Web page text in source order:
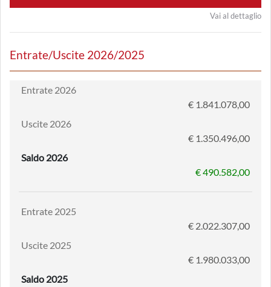
Vai al dettaglio
Entrate/Uscite 2026/2025
Entrate 2026
€ 1.841.078,00
Uscite 2026
€ 1.350.496,00
Saldo 2026
€ 490.582,00
Entrate 2025
€ 2.022.307,00
Uscite 2025
€ 1.980.033,00
Saldo 2025